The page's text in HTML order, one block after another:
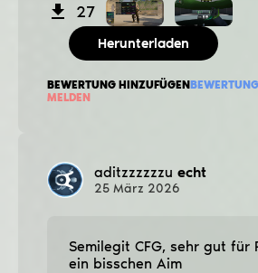
27
Herunterladen
BEWERTUNG HINZUFÜGEN
MELDEN
aditzzzzzzu echt
25 März 2026
Semilegit CFG, sehr gut für
ein bisschen Aim